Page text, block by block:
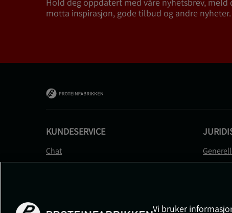
motta inspirasjon, gode tilbud og andre nyheter.
KUNDESERVICE
Chat
Kontakt
Vi bruker